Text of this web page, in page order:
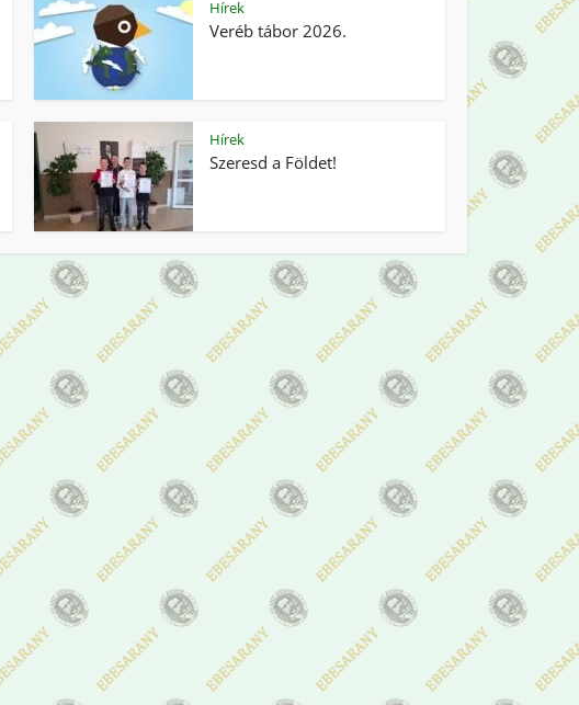
Hírek
Veréb tábor 2026.
Hírek
Szeresd a Földet!